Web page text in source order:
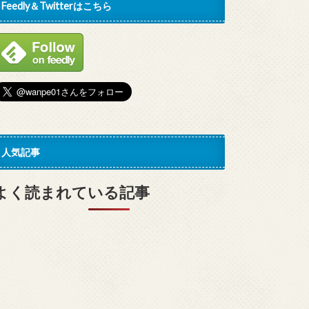
Feedly＆Twitterはこちら
人気記事
く読まれている記事